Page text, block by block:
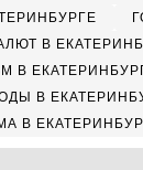
В
В
В
В